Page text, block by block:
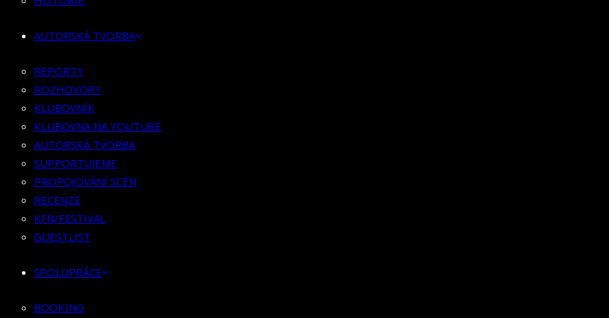
KLUBOVNA NA YOUTUBE
SUPPORTUJEME
PROPOJOVÁNÍ SCÉN
RECENZE
KFN/FESTIVAL
GUESTLIST
SPOLUPRÁCE
BOOKING
PR SPOLUPRÁCE
MERCH
AUTORSKÁ TVORBA
REPORTY
ROZHOVORY
KLUBOVNÍK
KLUBOVNA NA YOUTUBE
AUTORSKÁ TVORBA
SUPPORTUJEME
PROPOJOVÁNÍ SCÉN
RECENZE
KFN/FESTIVAL
GUESTLIST
SPOLUPRÁCE
BOOKING